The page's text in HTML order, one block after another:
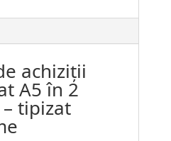
2
exemplare
achiziții
A5 în 2
tipizat